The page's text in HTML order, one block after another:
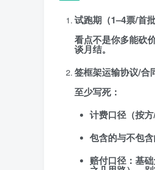
试跑期（1–4票/首
看点不是你多能砍
谈月结。
签框架运输协议/合
至少写死：
计费口径（按方
包含的与不包
赔付口径： 基